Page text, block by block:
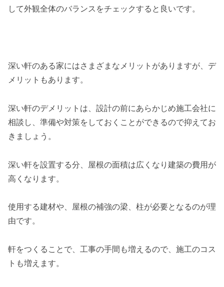
して外観全体のバランスをチェックすると良いです。
深い軒のある家にはさまざまなメリットがありますが、デ
メリットもあります。
深い軒のデメリットは、設計の前にあらかじめ施工会社に
相談し、準備や対策をしておくことができるので抑えてお
きましょう。
深い軒を設置する分、屋根の面積は広くなり建築の費用が
高くなります。
使用する建材や、屋根の補強の梁、柱が必要となるのが理
由です。
軒をつくることで、工事の手間も増えるので、施工のコス
トも増えます。